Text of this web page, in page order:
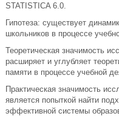
STATISTICA 6.0.
Гипотеза: существует
школьников в процессе
Теоретическая значимость
расширяет и углубляет
памяти в процессе учебной
Практическая значимость
является попыткой найти
эффективной системы